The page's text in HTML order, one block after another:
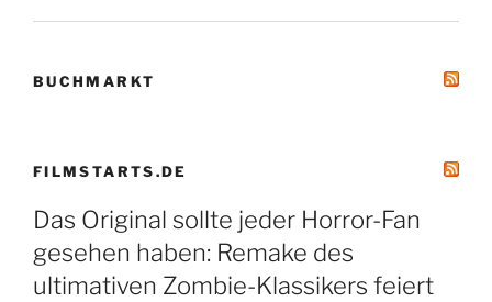
BUCHMARKT
FILMSTARTS.DE
Das Original sollte jeder Horror-Fan
gesehen haben: Remake des
ultimativen Zombie-Klassikers feiert